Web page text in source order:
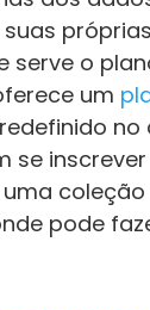
serve o
um
no
se inscrever
coleção
pode